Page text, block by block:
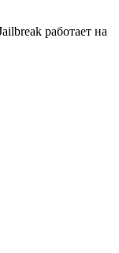
работает на